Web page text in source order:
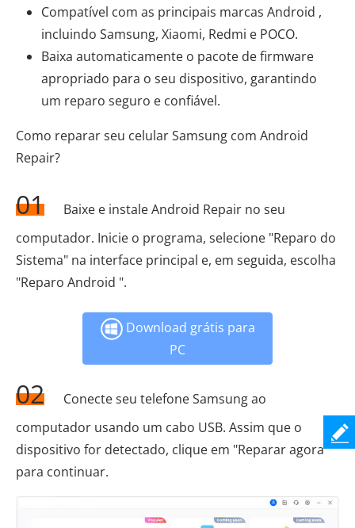
Compatível com as principais marcas Android ,
incluindo Samsung, Xiaomi, Redmi e POCO.
Baixa automaticamente o pacote de firmware
apropriado para o seu dispositivo, garantindo
um reparo seguro e confiável.
Como reparar seu celular Samsung com Android
Repair?
01
Baixe e instale Android Repair no seu
computador. Inicie o programa, selecione "Reparo do
Sistema" na interface principal e, em seguida, escolha
"Reparo Android ".
Download grátis para
PC
02
Conecte seu telefone Samsung ao
computador usando um cabo USB. Assim que o
dispositivo for detectado, clique em "Reparar agora"
para continuar.